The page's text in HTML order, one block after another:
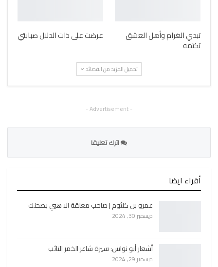
تبدي الغرام وأهل العشق
تكتمه
عرضت على ذات الدلال صبابتي
تحميل المزيد من القصائد
- Advertisement -
اترك تعليقا
أقراء ايضا
عمرو بن كلثوم | صاحب معلقة الا هبي بصحنك
ديسمبر 30, 2024
أشعار أبو نواس: سيرة شاعر الخمر التائب
ديسمبر 29, 2024